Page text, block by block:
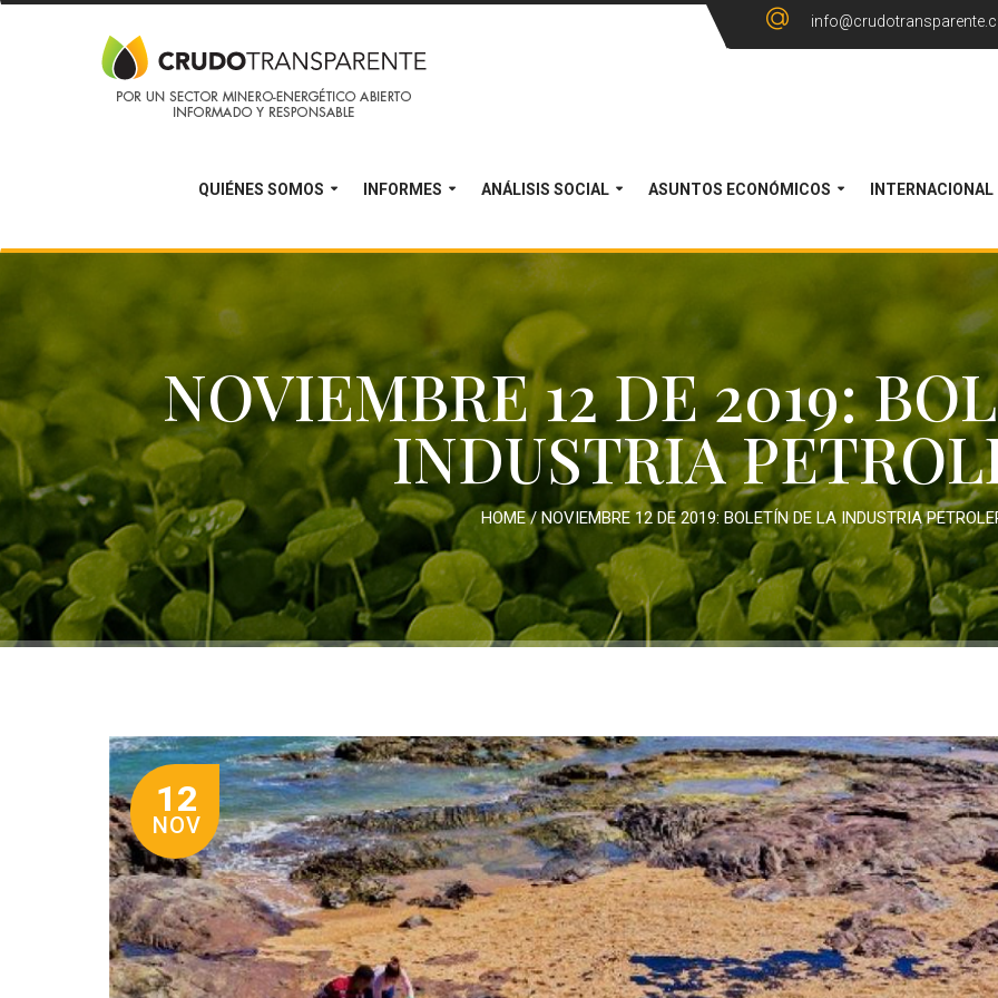
QUIÉNES SOMOS INFORMES ANÁLISIS SOCIAL ASUNTOS ECONÓMICOS INTERNACIONAL
NOVIEMBRE 12 DE 2019:
INDUSTRIA
HOME/NOVIEMBRE 12 DE 2019: BOLETÍN DE LA INDUSTRIA
12
NOV